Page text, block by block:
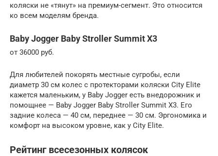
коляски не «тянут» на премиум-сегмент. Это относится
ко всем моделям бренда.
Baby Jogger Baby Stroller Summit X3
от 36000 руб.
Для любителей покорять местные сугробы, если
диаметр 30 см колес с протекторами коляски City Elite
кажется маленьким, у Baby Jogger есть внедорожник и
помощнее — Baby Jogger Baby Stroller Summit X3. Его
задние колеса — 40 см, переднее — 30 см. Эргономика и
комфорт на высоком уровне, как у City Elite.
Рейтинг всесезонных колясок